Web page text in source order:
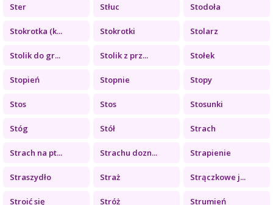
Ster Stłuc Stodoła
Stokrotka (k... Stokrotki Stolarz
Stolik do gr... Stolik z prz... Stołek
Stopień Stopnie Stopy
Stos Stos Stosunki
Stóg Stół Strach
Strach na pt... Strachu dozn... Strapienie
Straszydło Straż Strączkowe j...
Stroić się Stróż Strumień